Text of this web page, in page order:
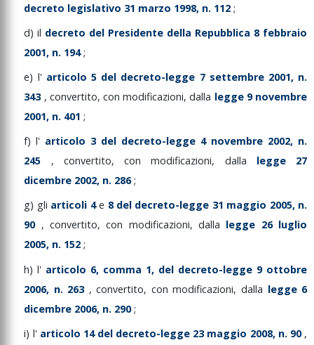
decreto legislativo 31 marzo 1998, n. 112;
d)il decreto del Presidente della Repubblica 8 febbraio
2001, n. 194;
e) l' articolo 5 del decreto-legge 7 settembre 2001, n.
343 , convertito, conmodificazioni,dalla legge 9 novembre
2001, n. 401;
f)l' articolo 3 del decreto-legge 4 novembre 2002, n.
245 , convertito,conmodificazioni, dalla legge 27
dicembre 2002, n. 286;
g) gli articoli 4e 8 del decreto-legge 31 maggio 2005, n.
90 ,convertito,con modificazioni,dalla legge 26 luglio
2005, n. 152;
h)l' articolo 6, comma 1, del decreto-legge 9 ottobre
2006, n. 263 ,convertito, conmodificazioni, dalla legge 6
dicembre 2006, n. 290;
i) l' articolo 14 del decreto-legge 23 maggio 2008, n. 90 ,